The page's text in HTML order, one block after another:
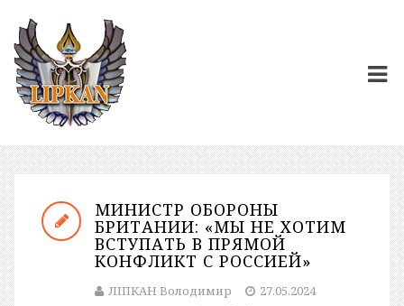
МИНИСТР ОБОРОНЫ
БРИТАНИИ: «МЫ НЕ ХОТИМ
ВСТУПАТЬ В ПРЯМОЙ
КОНФЛИКТ С РОССИЕЙ»
ЛІПКАН Володимир
27.05.2024